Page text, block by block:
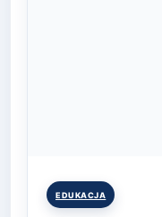
Posted
EDUKACJA